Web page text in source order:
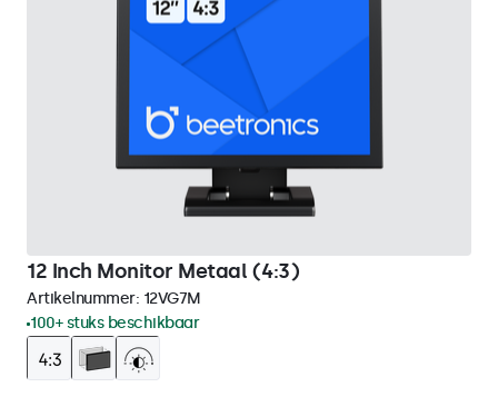
12 Inch Monitor Metaal (4:3)
Artikelnummer: 12VG7M
100+ stuks beschikbaar